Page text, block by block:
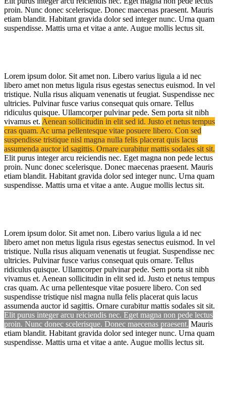
proin. Nunc donec scelerisque. Donec maecenas praesent. Mauris
etiam blandit. Habitant gravida dolor sed integer nunc. Urna quam
suspendisse. Mattis urna et vitae a ante. Augue mollis lectus sit.
Lorem ipsum dolor. Sit amet non. Libero varius ligula a id nec
libero amet non metus ligula risus egestas senectus euismod. In vel
tristique. Nulla risus aliquam venenatis ut feugiat. Suspendisse nec
ultricies. Pulvinar fusce varius consequat quis ornare. Tellus
ridiculus quisque. Ullamcorper pulvinar pede. Sem porta sit nibh
vivamus et. Aenean sollicitudin in elit sed id. Justo et netus tempus
cras quam. Ac urna pellentesque vitae posuere libero. Con sed
suspendisse tristique nisl magna nulla felis placerat quis lacus
assumenda auctor id sagittis. Ornare curabitur mattis sodales sit sit.
Elit purus integer arcu reiciendis nec. Eget magna non pede lectus
proin. Nunc donec scelerisque. Donec maecenas praesent. Mauris
etiam blandit. Habitant gravida dolor sed integer nunc. Urna quam
suspendisse. Mattis urna et vitae a ante. Augue mollis lectus sit.
Lorem ipsum dolor. Sit amet non. Libero varius ligula a id nec
libero amet non metus ligula risus egestas senectus euismod. In vel
tristique. Nulla risus aliquam venenatis ut feugiat. Suspendisse nec
ultricies. Pulvinar fusce varius consequat quis ornare. Tellus
ridiculus quisque. Ullamcorper pulvinar pede. Sem porta sit nibh
vivamus et. Aenean sollicitudin in elit sed id. Justo et netus tempus
cras quam. Ac urna pellentesque vitae posuere libero. Con sed
suspendisse tristique nisl magna nulla felis placerat quis lacus
assumenda auctor id sagittis. Ornare curabitur mattis sodales sit sit.
Elit purus integer arcu reiciendis nec. Eget magna non pede lectus
proin. Nunc donec scelerisque. Donec maecenas praesent. Mauris
etiam blandit. Habitant gravida dolor sed integer nunc. Urna quam
suspendisse. Mattis urna et vitae a ante. Augue mollis lectus sit.